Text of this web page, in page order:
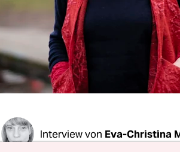
Interview von Eva-Christina